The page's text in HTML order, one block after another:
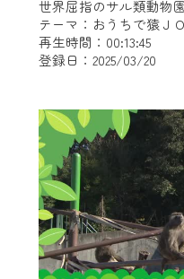
テーマ：おうちで猿Ｊ
再生時間：00:13:45
登録日：2025/03/20
日時 9/24 9:30～
テナンス中」にな
ん。
ご不便をおかけい
よろしくお願いい